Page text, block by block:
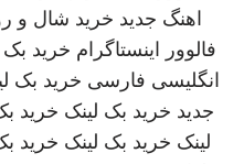
اهنگ جدید خرید شال و
فالوور اینستاگرام خرید بک
انگلیسی فارسی خرید بک
جدید خرید بک لینک خرید
لینک خرید بک لینک خرید